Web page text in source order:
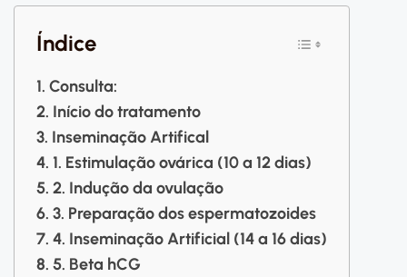
Índice
Consulta:
Início do tratamento
Inseminação Artifical
1. Estimulação ovárica (10 a 12 dias)
2. Indução da ovulação
3. Preparação dos espermatozoides
4. Inseminação Artificial (14 a 16 dias)
5. Beta hCG